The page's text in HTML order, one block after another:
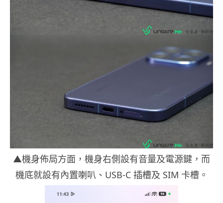
▲機身佈局方面，機身右側設有音量及電源鍵，而
機底就設有內置喇叭、USB-C 插槽及 SIM 卡槽。